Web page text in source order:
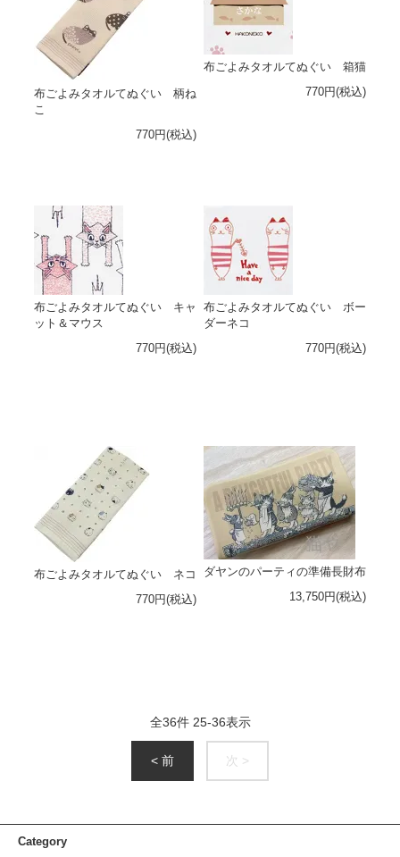
布ごよみタオルてぬぐい 柄ね
こ
770円(税込)
布ごよみタオルてぬぐい 箱猫
770円(税込)
布ごよみタオルてぬぐい キャ
ット＆マウス
770円(税込)
布ごよみタオルてぬぐい ボー
ダーネコ
770円(税込)
布ごよみタオルてぬぐい ネコ
770円(税込)
ダヤンのパーティの準備長財布
13,750円(税込)
全36件 25-36表示
< 前 次 >
Category